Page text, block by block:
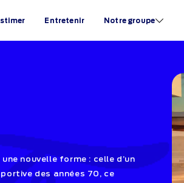
Entretenir Notre groupe
nouvelle forme : celle d’un
des années 70, ce